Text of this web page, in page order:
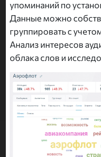
упоминаний по
Данные можно
группировать с
Анализ интересов
облака слов и